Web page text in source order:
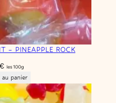
– PINEAPPLE ROCK
€ les 100g
au panier